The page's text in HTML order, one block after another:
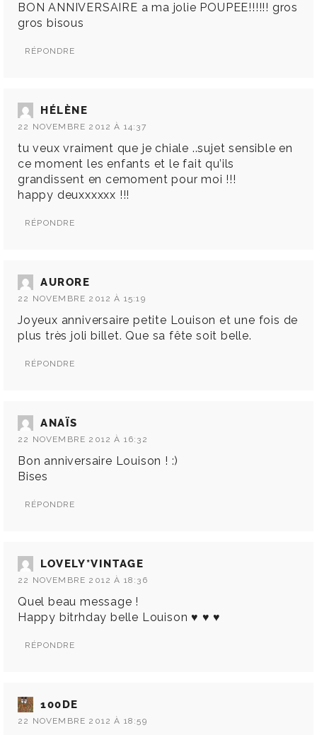
BON ANNIVERSAIRE a ma jolie POUPEE!!!!!! gros
gros bisous
RÉPONDRE
HÉLÈNE
22 NOVEMBRE 2012 À 14:37
tu veux vraiment que je chiale ..sujet sensible en
ce moment les enfants et le fait qu’ils
grandissent en cemoment pour moi !!!
happy deuxxxxxx !!!
RÉPONDRE
AURORE
22 NOVEMBRE 2012 À 15:19
Joyeux anniversaire petite Louison et une fois de
plus très joli billet. Que sa fête soit belle.
RÉPONDRE
ANAÏS
22 NOVEMBRE 2012 À 16:32
Bon anniversaire Louison ! :)
Bises
RÉPONDRE
LOVELY*VINTAGE
22 NOVEMBRE 2012 À 18:36
Quel beau message !
Happy bitrhday belle Louison ♥ ♥ ♥
RÉPONDRE
100DE
22 NOVEMBRE 2012 À 18:59